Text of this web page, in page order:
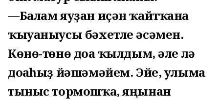
—Балам яуҙан иҫән ҡайтҡанға
ҡыуаныусы бәхетле әсәмен.
Көнө-төнө доға ҡылдым, әле лә
доғаһыҙ йәшәмәйем. Эйе, улыма
тыныс тормошҡа, яңынан